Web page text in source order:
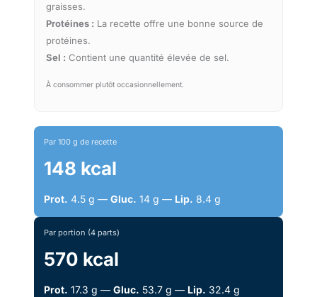
graisses.
Protéines : La recette offre une bonne source de
protéines.
Sel : Contient une quantité élevée de sel.
À consommer plutôt occasionnellement.
Par 100 g de recette
148 kcal
Prot. 4.5 g — Gluc. 14 g — Lip. 8.4 g
Par portion (4 parts)
570 kcal
Prot. 17.3 g — Gluc. 53.7 g — Lip. 32.4 g